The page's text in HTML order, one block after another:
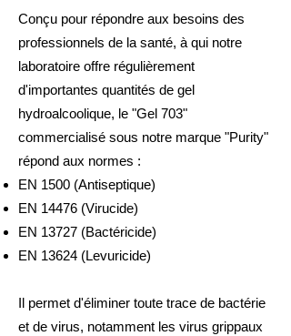
Conçu pour répondre aux besoins des
professionnels de la santé, à qui notre
laboratoire offre régulièrement
d'importantes quantités de gel
hydroalcoolique, le "Gel 703"
commercialisé sous notre marque "Purity"
répond aux normes :
EN 1500 (Antiseptique)
EN 14476 (Virucide)
EN 13727 (Bactéricide)
EN 13624 (Levuricide)
Il permet d'éliminer toute trace de bactérie
et de virus, notamment les virus grippaux